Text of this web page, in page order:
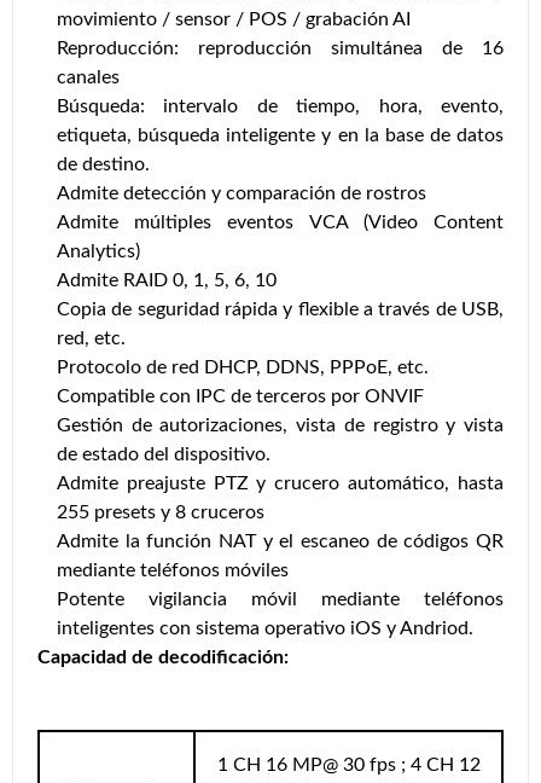
movimiento / sensor / POS / grabación AI
Reproducción: reproducción simultánea de 16
canales
Búsqueda: intervalo de tiempo, hora, evento,
etiqueta, búsqueda inteligente y en la base de datos
de destino.
Admite detección y comparación de rostros
Admite múltiples eventos VCA (Video Content
Analytics)
Admite RAID 0, 1, 5, 6, 10
Copia de seguridad rápida y flexible a través de USB,
red, etc.
Protocolo de red DHCP, DDNS, PPPoE, etc.
Compatible con IPC de terceros por ONVIF
Gestión de autorizaciones, vista de registro y vista
de estado del dispositivo.
Admite preajuste PTZ y crucero automático, hasta
255 presets y 8 cruceros
Admite la función NAT y el escaneo de códigos QR
mediante teléfonos móviles
Potente vigilancia móvil mediante teléfonos
inteligentes con sistema operativo iOS y Andriod.
Capacidad de decodificación:
1 CH 16 MP@ 30 fps ; 4 CH 12